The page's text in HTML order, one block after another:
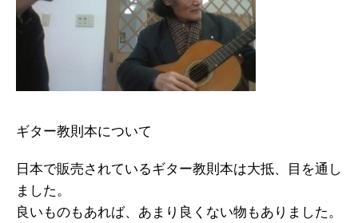
ギター教則本について
日本で販売されているギター教則本は大抵、目を通し
ました。
良いものもあれば、あまり良くない物もありました。